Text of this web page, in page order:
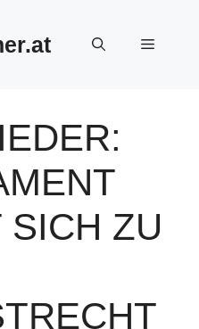
Menü
SICH ZU